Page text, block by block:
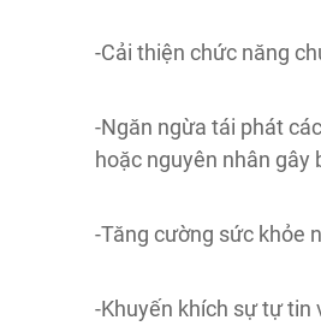
-Cải thiện chức năng
-Ngăn ngừa tái phát
hoặc nguyên nhân gây
-Tăng cường sức khỏe
-Khuyến khích sự tự tin